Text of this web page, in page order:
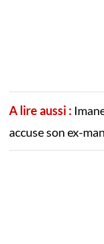
A lire aussi :
accuse son ex-